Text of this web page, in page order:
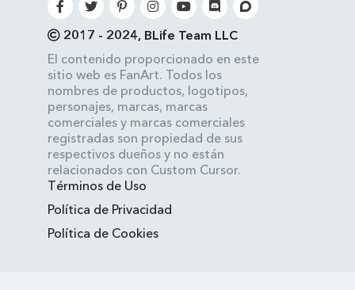
2017 - 2024, BLife Team LLC
El contenido proporcionado en este
sitio web es FanArt. Todos los
nombres de productos, logotipos,
personajes, marcas, marcas
comerciales y marcas comerciales
registradas son propiedad de sus
respectivos dueños y no están
relacionados con Custom Cursor.
Términos de Uso
Política de Privacidad
Política de Cookies